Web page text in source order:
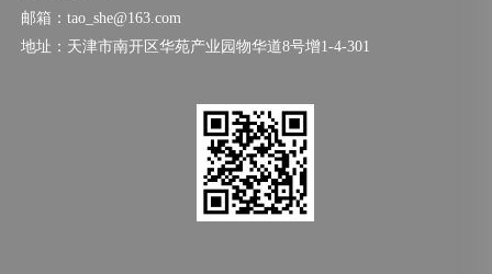
邮箱：tao_she@163.com
地址：天津市南开区华苑产业园物华道8号增1-4-301